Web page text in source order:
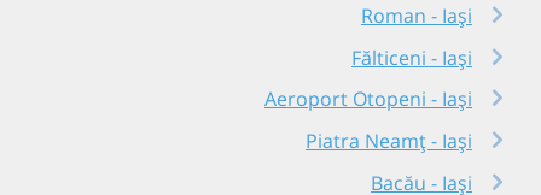
Roman - Iași
Fălticeni - Iași
Aeroport Otopeni - Iași
Piatra Neamț - Iași
Bacău - Iași